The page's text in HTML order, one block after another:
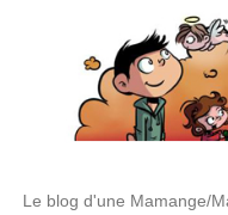
Le blog d'une Mamange/